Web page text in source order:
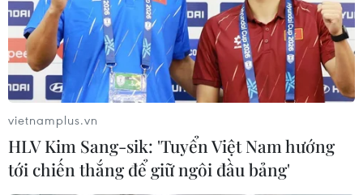
vietnamplus.vn
HLV Kim Sang-sik: 'Tuyển Việt Nam hướng
tới chiến thắng để giữ ngôi đầu bảng'